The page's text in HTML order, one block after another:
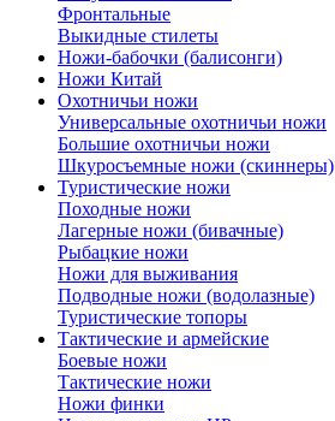
Фронтальные
Выкидные стилеты
Ножи-бабочки (балисонги)
Ножи Китай
Охотничьи ножи
Универсальные охотничьи ножи
Большие охотничьи ножи
Шкуросъемные ножи (скиннеры)
Туристические ножи
Походные ножи
Лагерные ножи (бивачные)
Рыбацкие ножи
Ножи для выживания
Подводные ножи (водолазные)
Туристические топоры
Тактические и армейские
Боевые ножи
Тактические ножи
Ножи финки